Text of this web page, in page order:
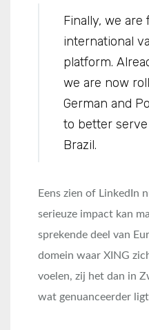
Finally, we
international
platform.
we are now
German and
to better
Brazil.
Eens zien of LinkedIn
serieuze impact kan
sprekende deel van
domein waar XING
voelen, zij het dan in
wat genuanceerder